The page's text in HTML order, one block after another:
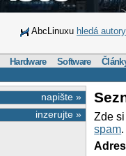
AbcLinuxu hledá autory
Hardware Software
napište »
inzerujte »
Zde
spam.